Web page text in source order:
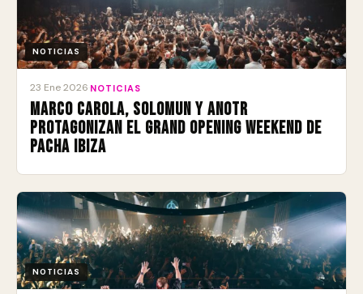
NOTICIAS
23 Ene 2026 NOTICIAS
Marco Carola, Solomun y ANOTR
protagonizan el Grand Opening Weekend de
Pacha Ibiza
NOTICIAS